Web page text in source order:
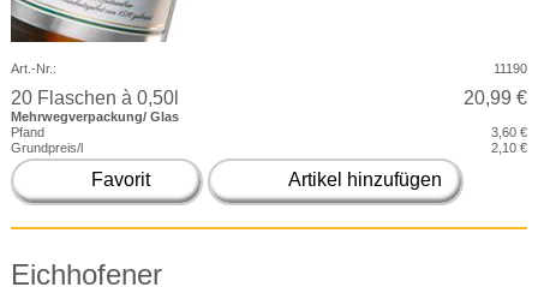
Art.-Nr.: 11190
20 Flaschen à 0,50l 20,99 €
Mehrwegverpackung/ Glas
Pfand
3,60 €
Grundpreis/l
2,10 €
Favorit Artikel hinzufügen
Eichhofener